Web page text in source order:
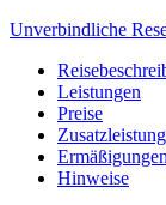
Unverbindliche
Leistungen
Preise
Ermäßigungen
Hinweise